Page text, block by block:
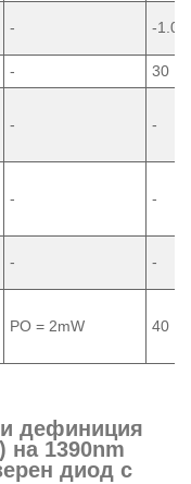
- -1.0
-
30
- -
- -
- -
PO = 2mW 40
и дефиниция
1390nm
диод с